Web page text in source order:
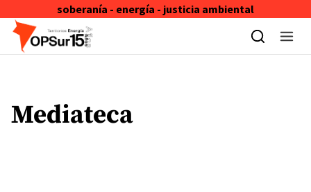
soberanía - energía - justicia ambiental
Skip to content
Mediateca